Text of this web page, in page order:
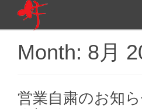
Month: 8月
営業自粛のお知